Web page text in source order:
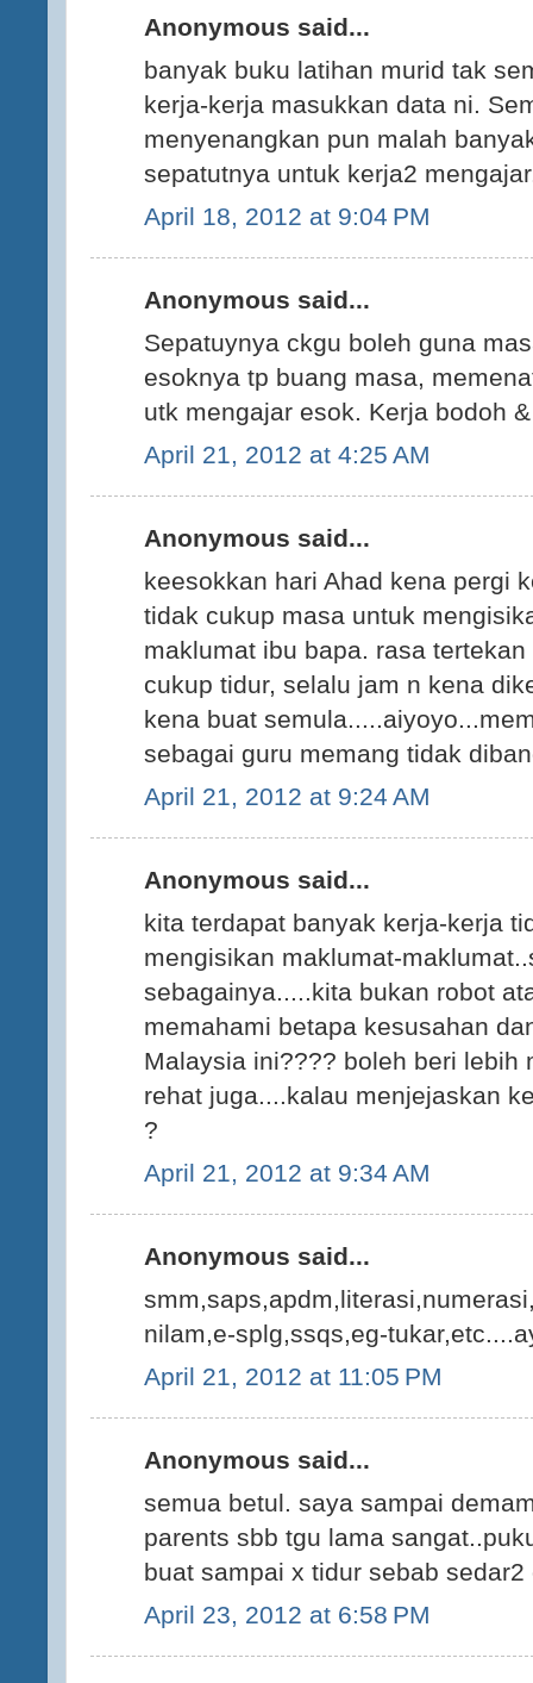
Anonymous said...
banyak buku latihan murid tak
kerja-kerja masukkan data ni.
menyenangkan pun malah
sepatutnya untuk kerja2
April 18, 2012 at 9:04 PM
Anonymous said...
Sepatuynya ckgu boleh guna
esoknya tp buang masa,
utk mengajar esok. Kerja bodoh
April 21, 2012 at 4:25 AM
Anonymous said...
keesokkan hari Ahad kena pergi
tidak cukup masa untuk
maklumat ibu bapa. rasa
cukup tidur, selalu jam n kena
kena buat
sebagai guru memang tidak
April 21, 2012 at 9:24 AM
Anonymous said...
kita terdapat banyak kerja-kerja
mengisikan maklumat-
sebagainya.....kita bukan robot
memahami betapa kesusahan
Malaysia ini???? boleh beri lebih
rehat juga....kalau menjejaskan
?
April 21, 2012 at 9:34 AM
Anonymous said...
nilam,e-splg,ssqs,eg-
April 21, 2012 at 11:05 PM
Anonymous said...
semua betul. saya sampai
parents sbb tgu lama
buat sampai x tidur sebab
April 23, 2012 at 6:58 PM